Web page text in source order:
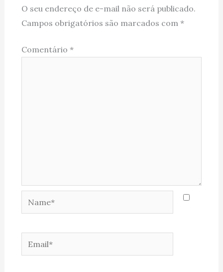
O seu endereço de e-mail não será publicado.
Campos obrigatórios são marcados com *
Comentário *
Name*
Email*